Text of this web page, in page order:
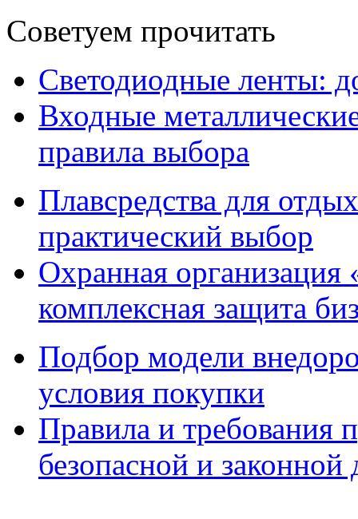
Советуем прочитать
Светодиодные ленты:
Входные
правила выбора
Плавсредства для
практический выбор
Охранная
комплексная защита
Подбор модели
условия покупки
Правила и требования
безопасной и законной